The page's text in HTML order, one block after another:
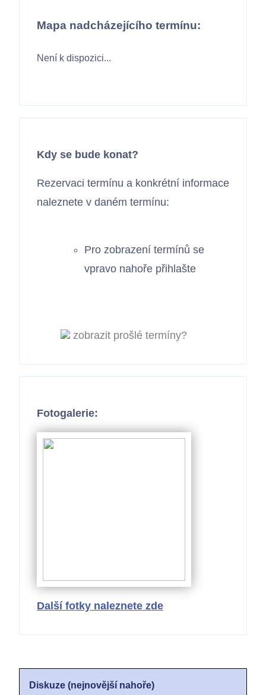
Mapa nadcházejícího termínu:
Není k dispozici...
Kdy se bude konat?
Rezervaci termínu a konkrétní informace
naleznete v daném termínu:
Pro zobrazení termínů se
vpravo nahoře přihlašte
zobrazit prošlé termíny?
Fotogalerie:
Další fotky naleznete zde
Diskuze (nejnovější nahoře)